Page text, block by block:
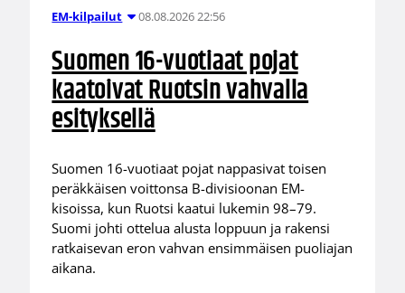
EM-kilpailut 08.08.2026 22:56
Suomen 16-vuotiaat pojat
kaatoivat Ruotsin vahvalla
esityksellä
Suomen 16-vuotiaat pojat nappasivat toisen
peräkkäisen voittonsa B-divisioonan EM-
kisoissa, kun Ruotsi kaatui lukemin 98–79.
Suomi johti ottelua alusta loppuun ja rakensi
ratkaisevan eron vahvan ensimmäisen puoliajan
aikana.